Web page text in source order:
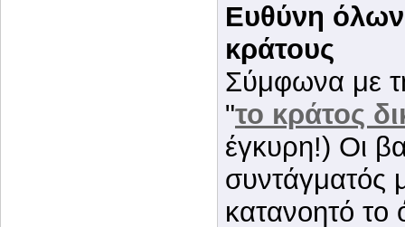
Ευθύνη
κράτους
Σύμφωνα με
"το κράτος
έγκυρη!) Οι
συντάγματός
κατανοητό το